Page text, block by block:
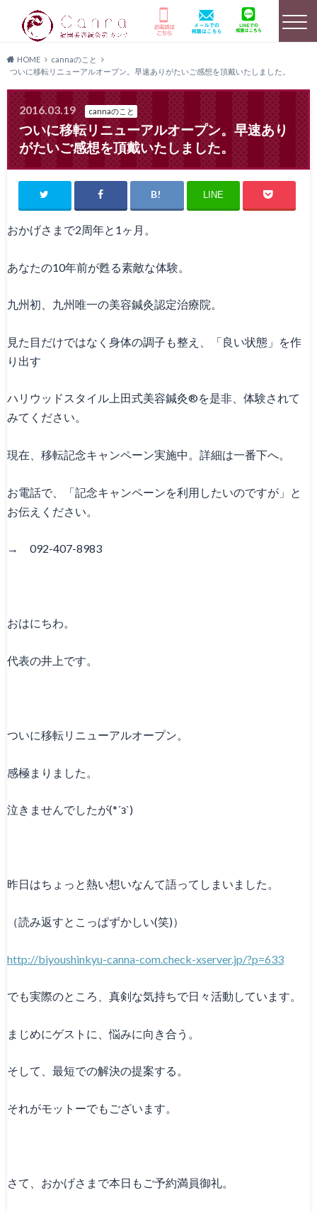
HOME 美容鍼灸詳細
選ばれる理由
スタッフ募集
Facebook
HOME
cannaのこと
ついに移転リニューアルオープン。早速ありがたいご感想を頂戴いたしました。
2016.03.19 cannaのこと
ついに移転リニューアルオープン。早速あり
がたいご感想を頂戴いたしました。
LINE
おかげさまで2周年と1ヶ月。
あなたの10年前が甦る素敵な体験。
九州初、九州唯一の美容鍼灸認定治療院。
見た目だけではなく身体の調子も整え、「良い状態」を作
り出す
ハリウッドスタイル上田式美容鍼灸®を是非、体験されて
みてください。
現在、移転記念キャンペーン実施中。詳細は一番下へ。
お電話で、「記念キャンペーンを利用したいのですが」と
お伝えください。
→ 092-407-8983
おはにちわ。
代表の井上です。
ついに移転リニューアルオープン。
感極まりました。
泣きませんでしたが(*´з`)
昨日はちょっと熱い想いなんて語ってしまいました。
（読み返すとこっぱずかしい(笑)）
http://biyoushinkyu-canna-com.check-xserver.jp/?p=633
でも実際のところ、真剣な気持ちで日々活動しています。
まじめにゲストに、悩みに向き合う。
そして、最短での解決の提案する。
それがモットーでもございます。
さて、おかげさまで本日もご予約満員御礼。